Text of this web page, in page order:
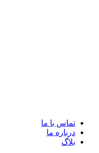
تماس با ما
درباره ما
بلاگ